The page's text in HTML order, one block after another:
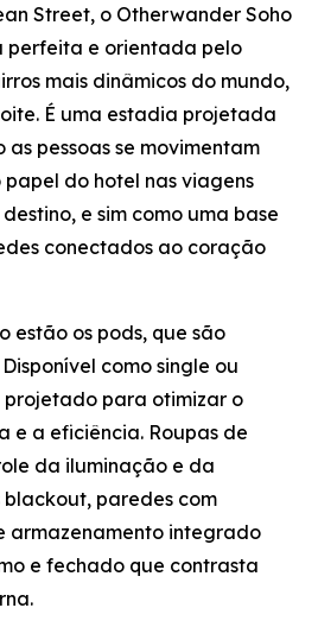
Street, o Otherwander Soho
perfeita e orientada pelo
mais dinâmicos do mundo,
É uma estadia projetada
pessoas se movimentam
do hotel nas viagens
e sim como uma base
conectados ao coração
estão os pods, que são
como single ou
para otimizar o
e a eficiência. Roupas de
da iluminação e da
paredes com
armazenamento integrado
e fechado que contrasta